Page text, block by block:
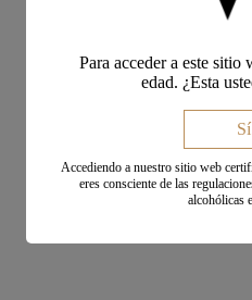
Para acceder a este sitio
edad. ¿Esta
Sí
Accediendo a nuestro sitio web
eres consciente de las
alcohólicas